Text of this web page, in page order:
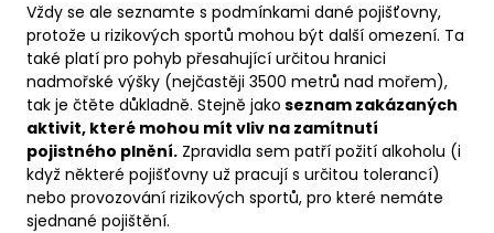
Vždy se ale seznamte s podmínkami dané pojišťovny,
protože u rizikových sportů mohou být další omezení. Ta
také platí pro pohyb přesahující určitou hranici
nadmořské výšky (nejčastěji 3500 metrů nad mořem),
tak je čtěte důkladně. Stejně jako seznam zakázaných
aktivit, které mohou mít vliv na zamítnutí
pojistného plnění. Zpravidla sem patří požití alkoholu (i
když některé pojišťovny už pracují s určitou tolerancí)
nebo provozování rizikových sportů, pro které nemáte
sjednané pojištění.